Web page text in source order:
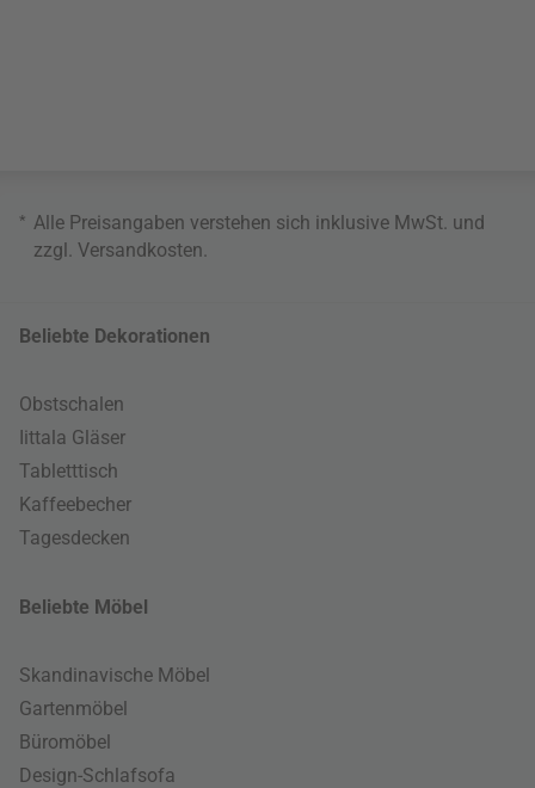
* Alle Preisangaben verstehen sich inklusive MwSt. und
zzgl. Versandkosten
Beliebte Dekorationen
Obstschalen
Iittala Gläser
Tabletttisch
Kaffeebecher
Tagesdecken
Beliebte Möbel
Skandinavische Möbel
Gartenmöbel
Büromöbel
Design-Schlafsofa